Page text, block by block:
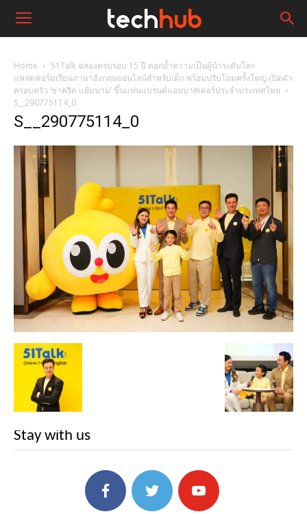
Home
51Talk ฉลองครบรอบ 15 ปี ตอกย้ำความเป็นผู้นำระดับโลก
แพลตฟอร์มเรียนภาษาอังกฤษออนไลน์สำหรับเด็ก พร้อมปรับโฉมครั้งใหญ่ เปิดตัว
ครอบครัว ‘ชาคริต แย้มนาม’ ขึ้นแท่นแบรนด์แอมบาสเดอร์ประจำประเทศไทย
S__290775114_0
S__290775114_0
Stay with us